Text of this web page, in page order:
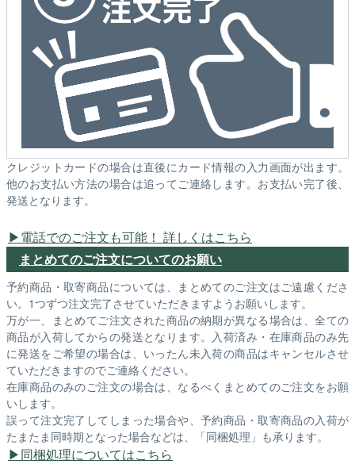
クレジットカードの場合は直後にカード情報の入力画面が出ます。
他のお支払い方法の場合は追ってご連絡します。お支払い完了後、
発送となります。
電話でのご注文も可能！ 詳しくはこちら
まとめてのご注文についてのお願い
予約商品・取寄商品については、まとめてのご注文はご遠慮くださ
い。1つずつ注文完了させていただきますようお願いします。
万が一、まとめてご注文された商品の納期が異なる場合は、全ての
商品が入荷してからの発送となります。入荷済み・在庫商品のみ先
に発送をご希望の場合は、いったん未入荷の商品はキャンセルさせ
ていただきますのでご連絡ください。
在庫商品のみのご注文の場合は、なるべくまとめてのご注文をお願
いします。
誤って注文完了してしまった場合や、予約商品・取寄商品の入荷が
たまたま同時期となった場合などは、「同梱処理」も承ります。
同梱処理についてはこちら